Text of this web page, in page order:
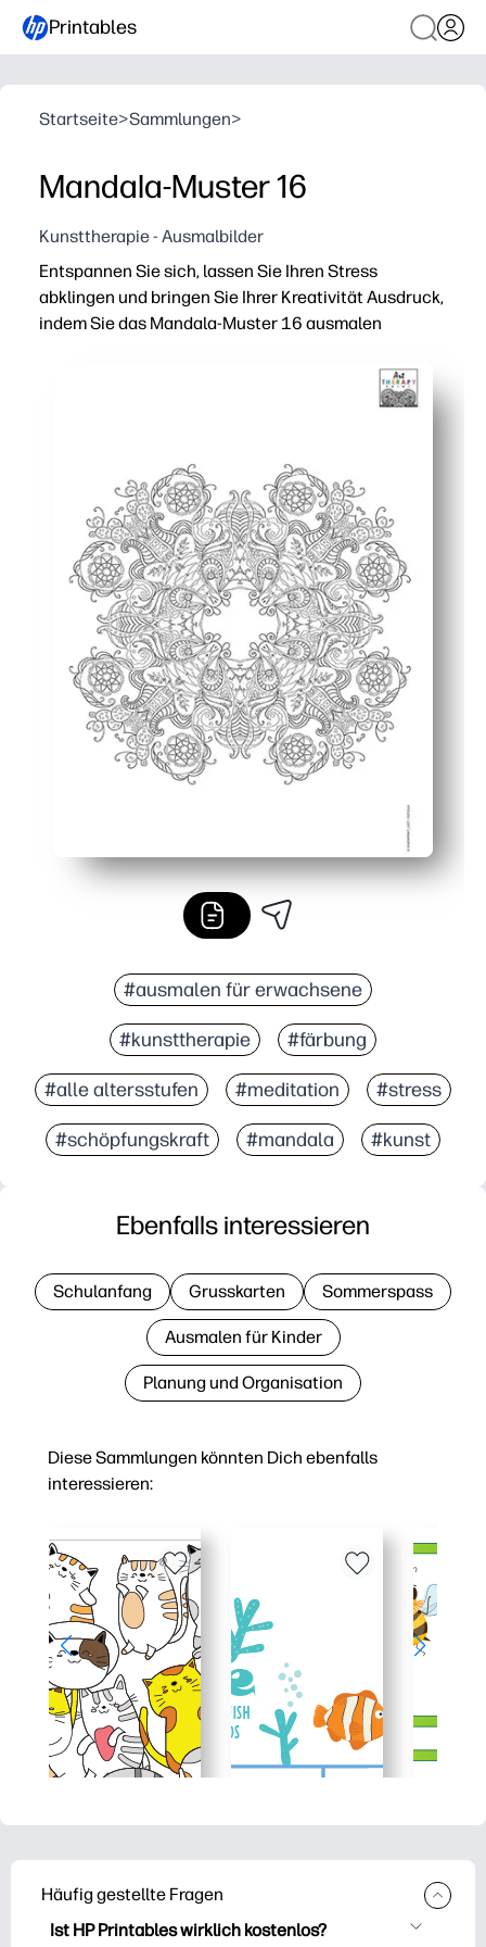
Printables
Startseite>Sammlungen>
Mandala-Muster 16
Kunsttherapie - Ausmalbilder
Entspannen Sie sich, lassen Sie Ihren Stress
abklingen und bringen Sie Ihrer Kreativität Ausdruck,
indem Sie das Mandala-Muster 16 ausmalen
Aktivitäten zum Ausdrucken und Mitnehmen — keine
Fördert Konzentration und Achtsamkeit — ideal für
Wiederverwendbar und gemeinsam nutzbar —
#ausmalen für erwachsene
#kunsttherapie #färbung
#alle altersstufen #meditation #stress
#schöpfungskraft #mandala #kunst
Diese Sammlungen könnten Dich ebenfalls
interessieren:
Ebenfalls interessieren
Schulanfang Grusskarten Sommerspass
Ausmalen für Kinder
Planung und Organisation
Häufig gestellte Fragen
Ist HP Printables wirklich kostenlos?